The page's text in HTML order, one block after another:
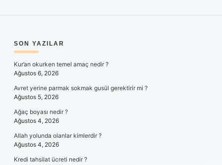
SIDEBAR
SON YAZILAR
Kur’an okurken temel amaç nedir ?
Ağustos 6, 2026
Avret yerine parmak sokmak gusül gerektirir mi ?
Ağustos 5, 2026
Ağaç boyası nedir ?
Ağustos 4, 2026
Allah yolunda olanlar kimlerdir ?
Ağustos 4, 2026
Kredi tahsilat ücreti nedir ?